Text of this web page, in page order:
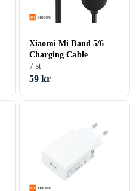
Xiaomi Mi Band 5/6
Charging Cable
7 st
59 kr